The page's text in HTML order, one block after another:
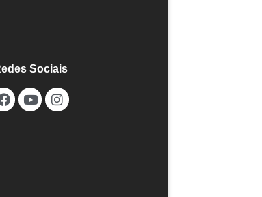
Sociais